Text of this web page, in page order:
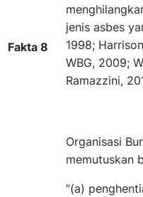
Fakta 8
jenis asbes
1998;
WBG, 2009;
Ramazzini,
Organisasi
memutuskan
“(a)